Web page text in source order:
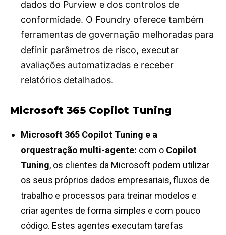
dados do Purview e dos controlos de
conformidade. O Foundry oferece também
ferramentas de governação melhoradas para
definir parâmetros de risco, executar
avaliações automatizadas e receber
relatórios detalhados.
Microsoft 365 Copilot Tuning
Microsoft 365 Copilot Tuning e a
orquestração multi-agente: com o Copilot
Tuning, os clientes da Microsoft podem utilizar
os seus próprios dados empresariais, fluxos de
trabalho e processos para treinar modelos e
criar agentes de forma simples e com pouco
código. Estes agentes executam tarefas